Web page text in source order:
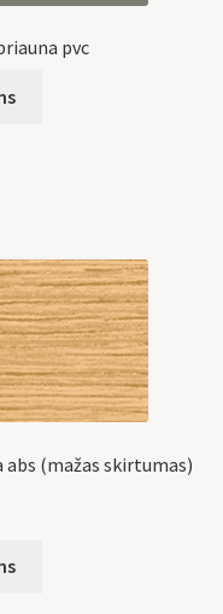
pvc
abs (mažas skirtumas)